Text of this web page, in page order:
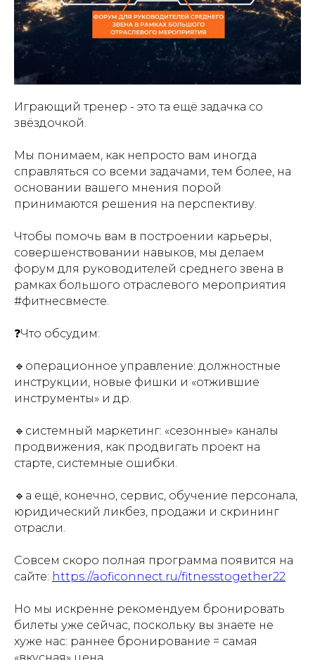
Играющий тренер - это та ещё задачка со
звёздочкой.
Мы понимаем, как непросто вам иногда
справляться со всеми задачами, тем более, на
основании вашего мнения порой
принимаются решения на перспективу.
Чтобы помочь вам в построении карьеры,
совершенствовании навыков, мы делаем
форум для руководителей среднего звена в
рамках большого отраслевого мероприятия
#фитнесвместе.
❓Что обсудим:
🔹операционное управление: должностные
инструкции, новые фишки и «отжившие
инструменты» и др.
🔹системный маркетинг: «сезонные» каналы
продвижения, как продвигать проект на
старте, системные ошибки.
🔹а ещё, конечно, сервис, обучение персонала,
юридический ликбез, продажи и скрининг
отрасли.
Совсем скоро полная программа появится на
сайте: https://aoficonnect.ru/fitnesstogether22
Но мы искренне рекомендуем бронировать
билеты уже сейчас, поскольку вы знаете не
хуже нас: раннее бронирование = самая